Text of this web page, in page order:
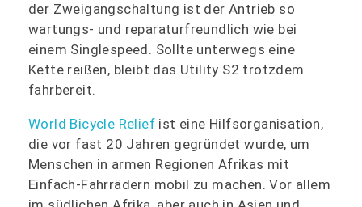
der Zweigangschaltung ist der Antrieb so
wartungs- und reparaturfreundlich wie bei
einem Singlespeed. Sollte unterwegs eine
Kette reißen, bleibt das Utility S2 trotzdem
fahrbereit.
World Bicycle Relief ist eine Hilfsorganisation,
die vor fast 20 Jahren gegründet wurde, um
Menschen in armen Regionen Afrikas mit
Einfach-Fahrrädern mobil zu machen. Vor allem